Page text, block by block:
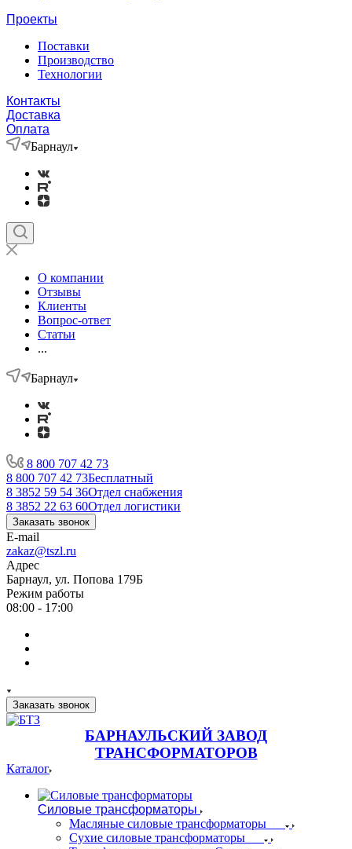
Проекты
Поставки
Производство
Технологии
Контакты
Доставка
Оплата
Барнаул
О компании
Отзывы
Клиенты
Вопрос-ответ
Статьи
...
Барнаул
8 800 707 42 73
8 800 707 42 73Бесплатный
8 3852 59 54 36Отдел снабжения
8 3852 22 63 60Отдел логистики
Заказать звонок
E-mail
zakaz@tszl.ru
Адрес
Барнаул, ул. Попова 179Б
Режим работы
08:00 - 17:00
Заказать звонок
БАРНАУЛЬСКИЙ ЗАВОД
ТРАНСФОРМАТОРОВ
Каталог
Силовые трансформаторы
Масляные силовые трансформаторы
Сухие силовые трансформаторы